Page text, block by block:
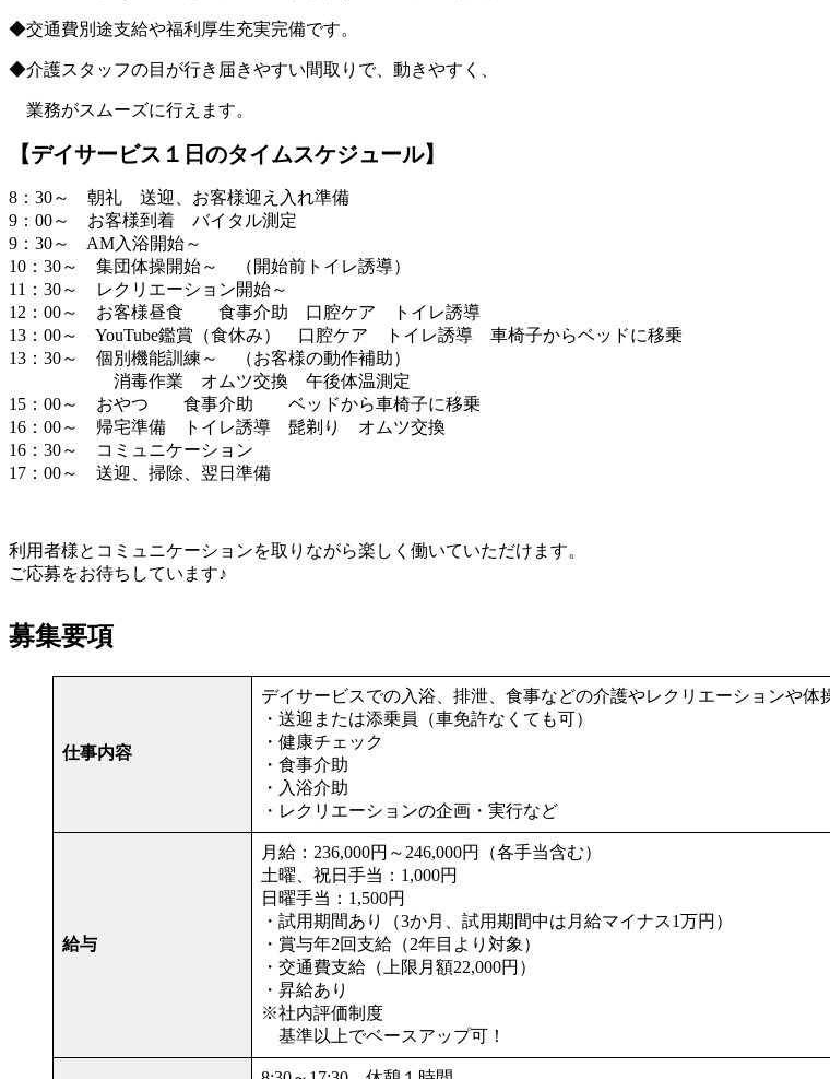
◆交通費別途支給や福利厚生充実完備です。
◆介護スタッフの目が行き届きやすい間取りで、動きやすく、
業務がスムーズに行えます。
【デイサービス１日のタイムスケジュール】
8：30～ 朝礼 送迎、お客様迎え入れ準備
9：00～ お客様到着 バイタル測定
9：30～ AM入浴開始～
10：30～ 集団体操開始～ （開始前トイレ誘導）
11：30～ レクリエーション開始～
12：00～ お客様昼食 食事介助 口腔ケア トイレ誘導
13：00～ YouTube鑑賞（食休み） 口腔ケア トイレ誘導 車椅子からベッドに移乗
13：30～ 個別機能訓練～ （お客様の動作補助）
消毒作業 オムツ交換 午後体温測定
15：00～ おやつ 食事介助 ベッドから車椅子に移乗
16：00～ 帰宅準備 トイレ誘導 髭剃り オムツ交換
16：30～ コミュニケーション
17：00～ 送迎、掃除、翌日準備
利用者様とコミュニケーションを取りながら楽しく働いていただけます。
ご応募をお待ちしています♪
募集要項
仕事内容
デイサービスでの入浴、排泄、食事などの介護やレクリエーションや体
・送迎または添乗員（車免許なくても可）
・健康チェック
・食事介助
・入浴介助
・レクリエーションの企画・実行など
給与
月給：236,000円～246,000円（各手当含む）
土曜、祝日手当：1,000円
日曜手当：1,500円
・試用期間あり（3か月、試用期間中は月給マイナス1万円）
・賞与年2回支給（2年目より対象）
・交通費支給（上限月額22,000円）
・昇給あり
※社内評価制度
基準以上でベースアップ可！